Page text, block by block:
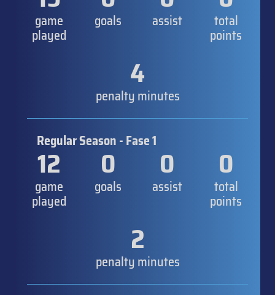
game
played
goals assist total
points
4
penalty minutes
Regular Season - Fase 1
12
game
played
0
goals
0
assist
0
total
points
2
penalty minutes